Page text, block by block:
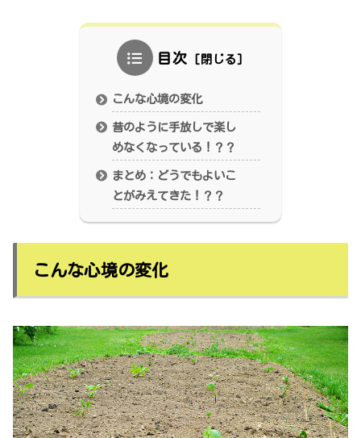
目次
こんな心境の変化
昔のように手放しで楽し
めなくなっている！？？
まとめ：どうでもよいこ
とがみえてきた！？？
こんな心境の変化